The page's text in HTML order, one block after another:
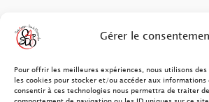
Gérer le
Pour offrir les meilleures expériences, nous utilisons
les cookies pour stocker et/ou accéder aux informations
consentir à ces technologies nous permettra de traiter
Contact